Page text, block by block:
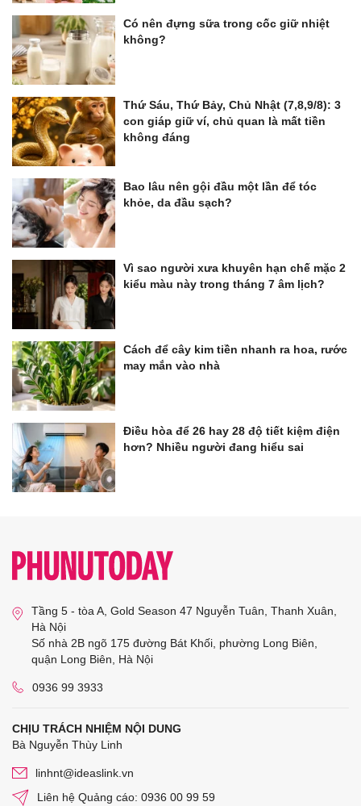
Có nên đựng sữa trong cốc giữ nhiệt
không?
Thứ Sáu, Thứ Bảy, Chủ Nhật (7,8,9/8): 3
con giáp giữ ví, chủ quan là mất tiền
không đáng
Bao lâu nên gội đầu một lần để tóc
khỏe, da đầu sạch?
Vì sao người xưa khuyên hạn chế mặc 2
kiểu màu này trong tháng 7 âm lịch?
Cách để cây kim tiền nhanh ra hoa, rước
may mắn vào nhà
Điều hòa để 26 hay 28 độ tiết kiệm điện
hơn? Nhiều người đang hiểu sai
Tầng 5 - tòa A, Gold Season 47 Nguyễn Tuân, Thanh Xuân,
Hà Nội
Số nhà 2B ngõ 175 đường Bát Khối, phường Long Biên,
quận Long Biên, Hà Nội
0936 99 3933
CHỊU TRÁCH NHIỆM NỘI DUNG
Bà Nguyễn Thùy Linh
linhnt@ideaslink.vn
Liên hệ Quảng cáo: 0936 00 99 59